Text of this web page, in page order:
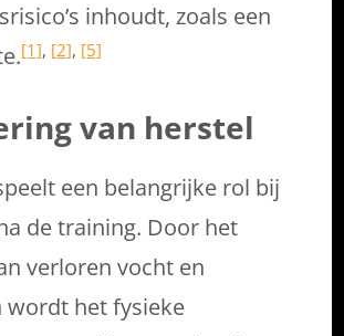
inhoudt, zoals een
[1], [2], [5]
van herstel
een belangrijke rol bij
de training. Door het
verloren vocht en
wordt het fysieke